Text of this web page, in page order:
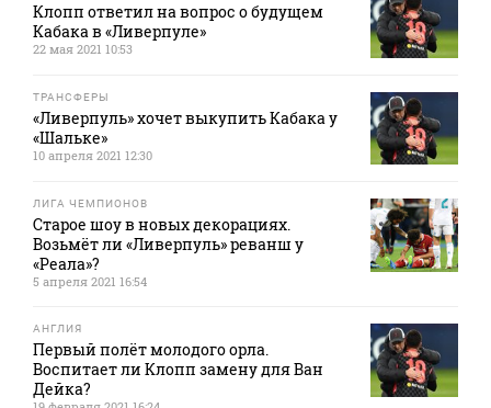
Клопп ответил на вопрос о будущем
Кабака в «Ливерпуле»
22 мая 2021 10:53
ТРАНСФЕРЫ
«Ливерпуль» хочет выкупить Кабака у
«Шальке»
10 апреля 2021 12:30
ЛИГА ЧЕМПИОНОВ
Старое шоу в новых декорациях.
Возьмёт ли «Ливерпуль» реванш у
«Реала»?
5 апреля 2021 16:54
АНГЛИЯ
Первый полёт молодого орла.
Воспитает ли Клопп замену для Ван
Дейка?